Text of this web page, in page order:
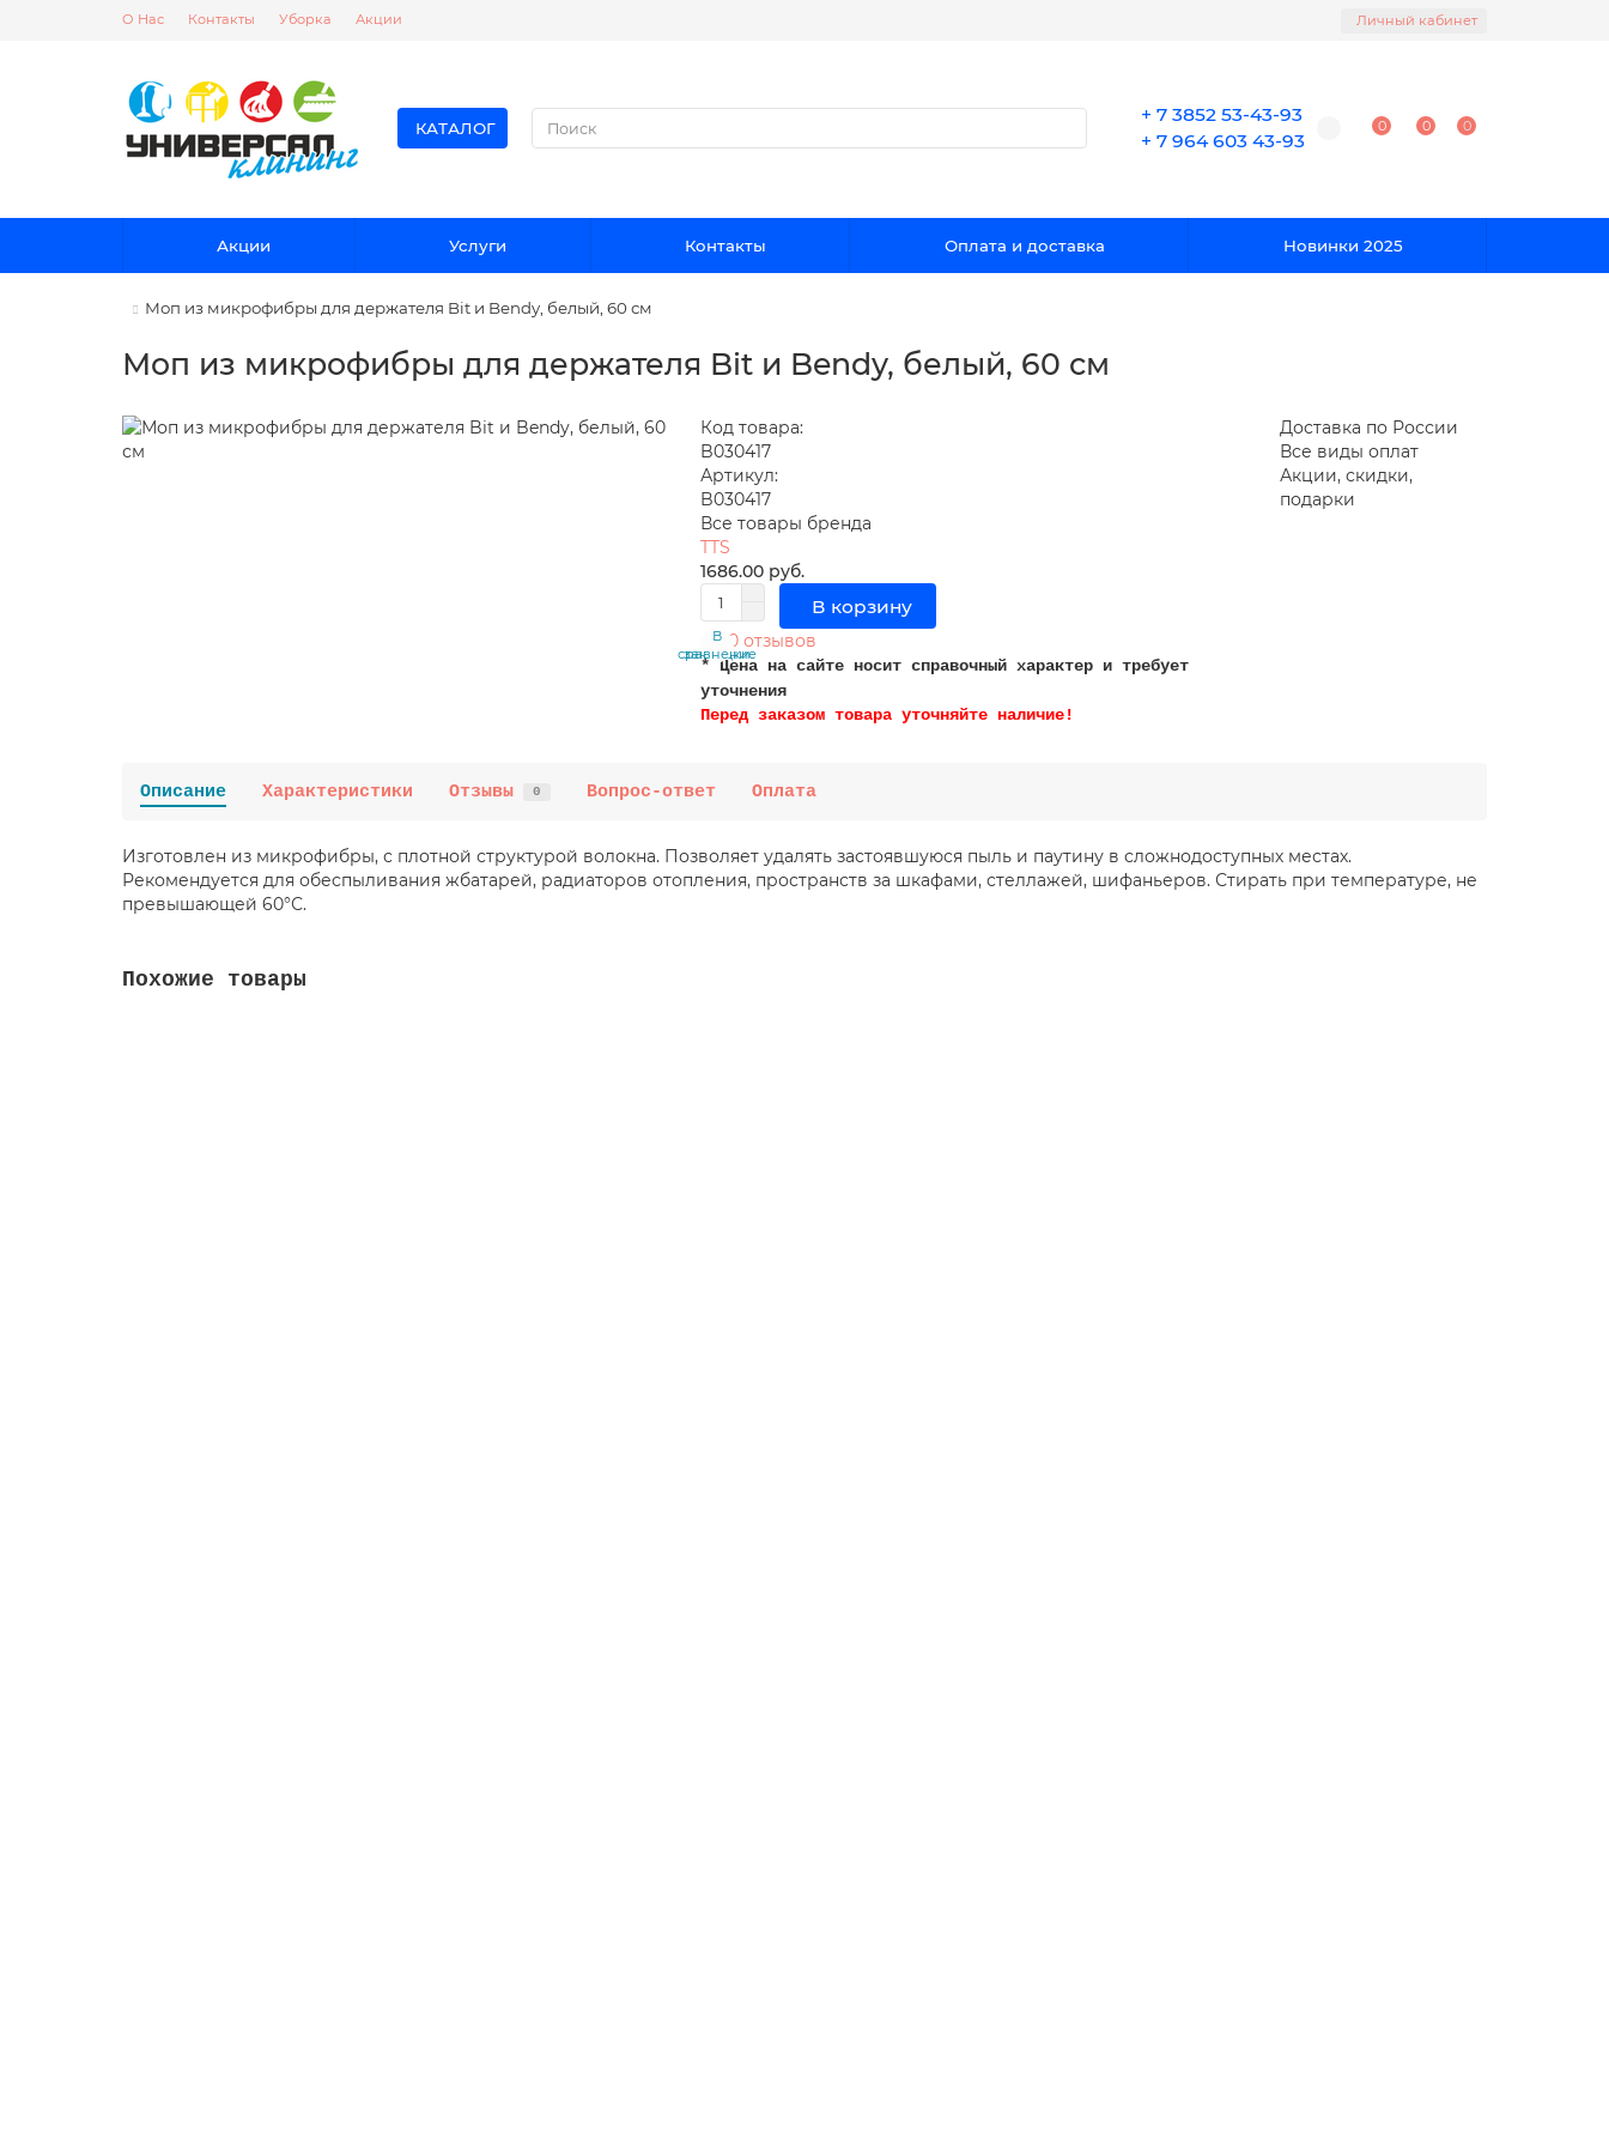
О Нас Контакты Уборка Акции Личный кабинет
КАТАЛОГ
+ 7 3852 53-43-93
+ 7 964 603 43-93
0 0 0
Акции Услуги Контакты Оплата и доставка Новинки 2025
Моп из микрофибры для держателя Bit и Bendy, белый, 60 см
Моп из микрофибры для держателя Bit и Bendy, белый, 60 см
Код товара:
B030417
Артикул:
B030417
Все товары бренда
TTS
1686.00 руб.
В корзину
В
закладки
В
сравнение
0 отзывов
* Цена на сайте носит справочный характер и требует
уточнения
Перед заказом товара уточняйте наличие!
Доставка по России
Все виды оплат
Акции, скидки,
подарки
Описание Характеристики Отзывы 0 Вопрос-ответ Оплата
Изготовлен из микрофибры, с плотной структурой волокна. Позволяет удалять застоявшуюся пыль и паутину в сложнодоступных местах.
Рекомендуется для обеспыливания жбатарей, радиаторов отопления, пространств за шкафами, стеллажей, шифаньеров. Стирать при температуре, не
превышающей 60°С.
Похожие товары